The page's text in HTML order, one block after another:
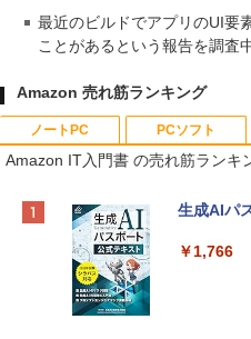
最近のビルドでアプリのUI要
ことがあるという報告を調査
Amazon 売れ筋ランキング
ノートPC
Apple
e
PCソフト
Xbox プ
ンライン
Amazon IT入門書 の売れ筋ランキ
生成AIパ
￥1,766